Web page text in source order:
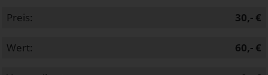
Preis: 30,- €
Wert: 60,- €